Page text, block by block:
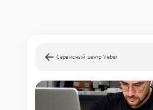
Сервисный центр Veber